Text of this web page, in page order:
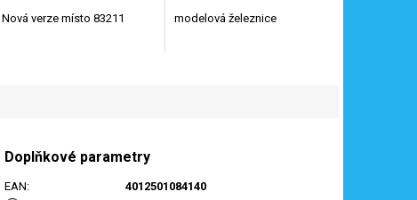
Nová verze místo 83211 modelová železnice
Doplňkové parametry
EAN: 4012501084140